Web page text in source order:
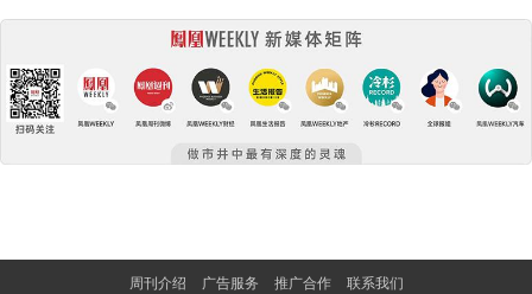
周刊介绍 广告服务 推广合作 联系我们